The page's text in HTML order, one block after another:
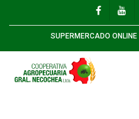
SUPERMERCADO ONLINE